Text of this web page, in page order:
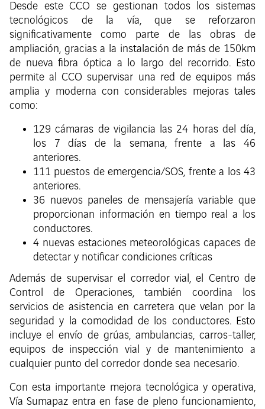
Desde este CCO se gestionan todos los sistemas
tecnológicos de la vía, que se reforzaron
significativamente como parte de las obras de
ampliación, gracias a la instalación de más de 150km
de nueva fibra óptica a lo largo del recorrido. Esto
permite al CCO supervisar una red de equipos más
amplia y moderna con considerables mejoras tales
como:
129 cámaras de vigilancia las 24 horas del día,
los 7 días de la semana, frente a las 46
anteriores.
111 puestos de emergencia/SOS, frente a los 43
anteriores.
36 nuevos paneles de mensajería variable que
proporcionan información en tiempo real a los
conductores.
4 nuevas estaciones meteorológicas capaces de
detectar y notificar condiciones críticas
Además de supervisar el corredor vial, el Centro de
Control de Operaciones, también coordina los
servicios de asistencia en carretera que velan por la
seguridad y la comodidad de los conductores. Esto
incluye el envío de grúas, ambulancias, carros-taller,
equipos de inspección vial y de mantenimiento a
cualquier punto del corredor donde sea necesario.
Con esta importante mejora tecnológica y operativa,
Vía Sumapaz entra en fase de pleno funcionamiento,